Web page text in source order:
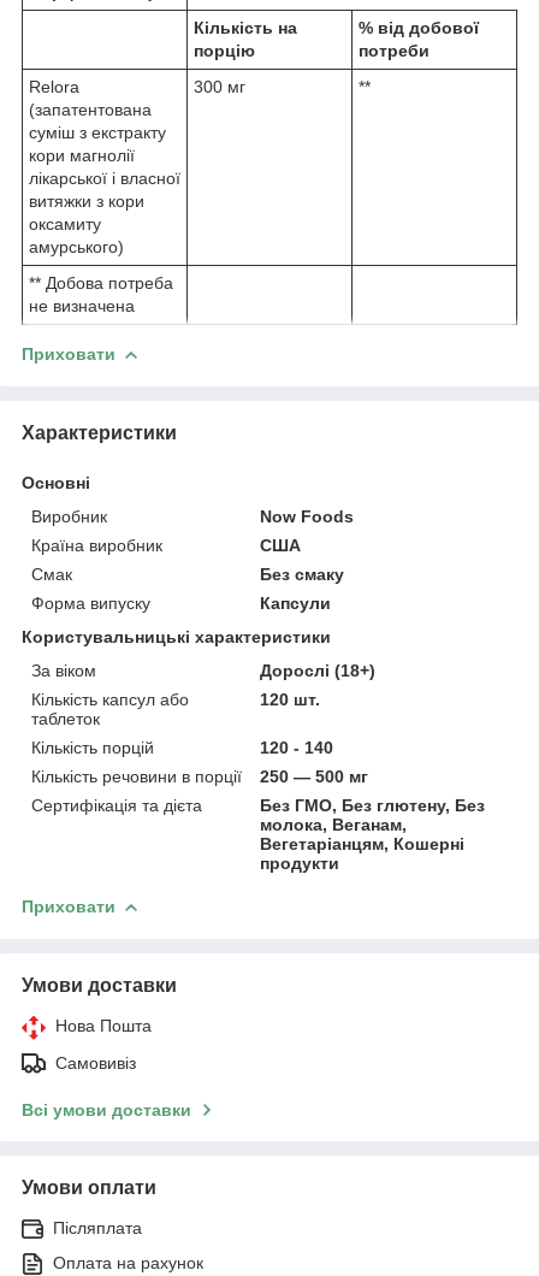
Кількість на
порцію
% від добової
потреби
Relora
(запатентована
суміш з екстракту
кори магнолії
лікарської і власної
витяжки з кори
оксамиту
амурського)
300 мг **
** Добова потреба
не визначена
Приховати
Характеристики
Основні
Виробник
Now Foods
Країна виробник
США
Смак
Без смаку
Форма випуску
Капсули
Користувальницькі характеристики
За віком
Дорослі (18+)
Кількість капсул або
таблеток
120 шт.
Кількість порцій
120 - 140
Кількість речовини в порції
250 — 500 мг
Сертифікація та дієта
Без ГМО, Без глютену, Без
молока, Веганам,
Вегетаріанцям, Кошерні
продукти
Приховати
Умови доставки
Нова Пошта
Самовивіз
Всі умови доставки
Умови оплати
Післяплата
Оплата на рахунок